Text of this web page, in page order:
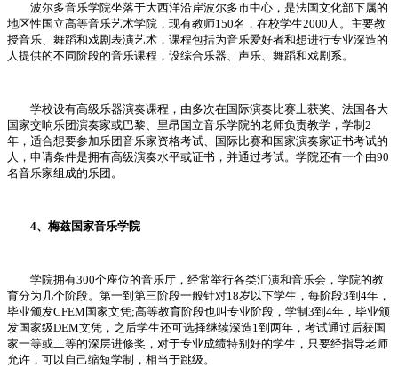
波尔多音乐学院坐落于大西洋沿岸波尔多市中心，是法国文化部下属的
地区性国立高等音乐艺术学院，现有教师150名，在校学生2000人。主要教
授音乐、舞蹈和戏剧表演艺术，课程包括为音乐爱好者和想进行专业深造的
人提供的不同阶段的音乐课程，设综合乐器、声乐、舞蹈和戏剧系。
学校设有高级乐器演奏课程，由多次在国际演奏比赛上获奖、法国各大
国家交响乐团演奏家或巴黎、里昂国立音乐学院的老师负责教学，学制2
年，适合想要参加乐团音乐家资格考试、国际比赛和国家演奏家证书考试的
人，申请条件是拥有高级演奏水平或证书，并通过考试。学院还有一个由90
名音乐家组成的乐团。
4、梅兹国家音乐学院
学院拥有300个座位的音乐厅，经常举行各类汇演和音乐会，学院的教
育分为几个阶段。第一到第三阶段一般针对18岁以下学生，每阶段3到4年，
毕业颁发CFEM国家文凭;高等教育阶段也叫专业阶段，学制3到4年，毕业颁
发国家级DEM文凭，之后学生还可选择继续深造1到两年，考试通过后获国
家一等或二等的深层进修奖，对于专业成绩特别好的学生，只要经指导老师
允许，可以自己缩短学制，相当于跳级。